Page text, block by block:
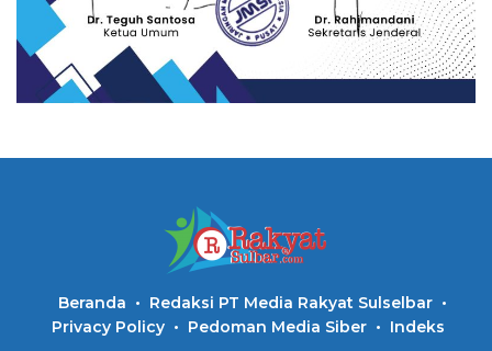
Beranda
Redaksi PT Media Rakyat Sulselbar
Privacy Policy
Pedoman Media Siber Indeks